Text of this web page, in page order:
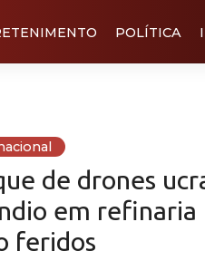
POLÍTICA
de drones
em refinaria
feridos